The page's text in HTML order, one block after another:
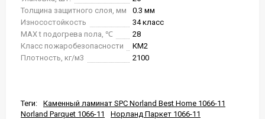
Толщина защитного слоя, мм
0.3 мм
Износостойкость
34 класс
MAX t подогрева пола, ℃
28
Класс пожаробезопасности
КМ2
Плотность, кг/м3
2100
Теги:
Каменный ламинат SPC Norland Best Home 1066-11
Norland Parquet 1066-11
Норланд Паркет 1066-11